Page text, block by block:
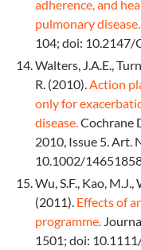
adherence, and
pulmonary disease.
104; doi: 10.2147/
Walters, J.A.E.,
R. (2010).Action
only for
disease.Cochrane
2010, Issue 5. Art.
10.1002/
Wu, S.F., Kao, M.J.,
(2011). Effects of
programme.
1501; doi: